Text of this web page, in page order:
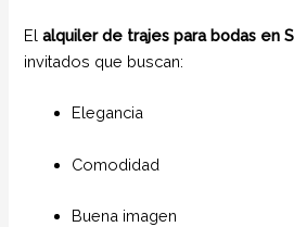
Elalquiler de trajes para bodas en
invitados que buscan:
Elegancia
Comodidad
Buena imagen